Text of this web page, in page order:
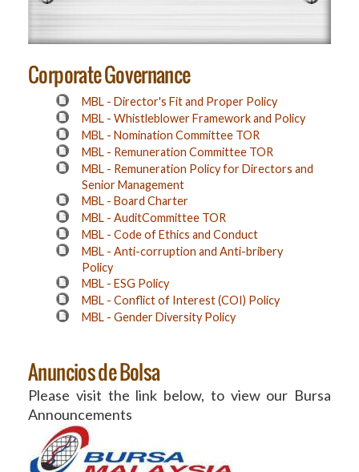
Corporate Governance
MBL - Director's Fit and Proper Policy
MBL - Whistleblower Framework and Policy
MBL - Nomination Committee TOR
MBL - Remuneration Committee TOR
MBL - Remuneration Policy for Directors and
Senior Management
MBL - Board Charter
MBL - AuditCommittee TOR
MBL - Code of Ethics and Conduct
MBL - Anti-corruption and Anti-bribery
Policy
MBL - ESG Policy
MBL - Conflict of Interest (COI) Policy
MBL - Gender Diversity Policy
Anuncios de Bolsa
Please visit the link below, to view our Bursa
Announcements